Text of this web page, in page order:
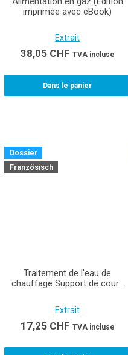
imprimée avec eBook)
Extrait
38,05 CHF TVA incluse
Dans le panier
Dossier
Französisch
Traitement de l'eau de
chauffage Support de cours
chauffage CFC
Extrait
17,25 CHF TVA incluse